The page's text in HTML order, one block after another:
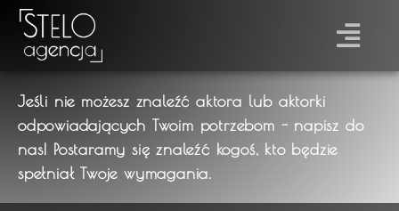
Jeśli nie możesz znaleźć aktora lub aktorki
odpowiadających Twoim potrzebom - napisz do
nas! Postaramy się znaleźć kogoś, kto będzie
spełniał Twoje wymagania.